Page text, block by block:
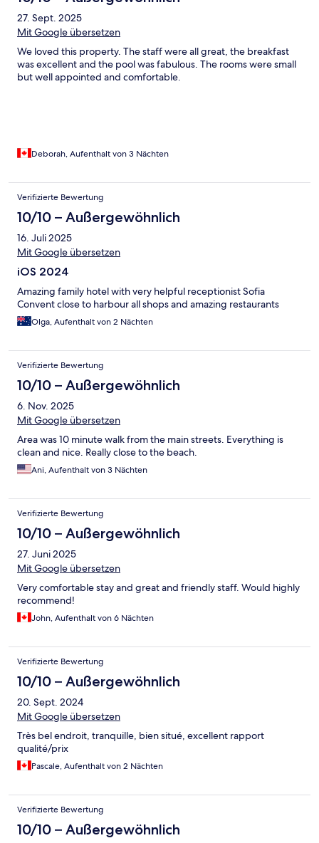
27. Sept. 2025
Mit Google übersetzen
We loved this property. The staff were all great, the breakfast
was excellent and the pool was fabulous. The rooms were small
but well appointed and comfortable.
Deborah, Aufenthalt von 3 Nächten
Verifizierte Bewertung
10/10 – Außergewöhnlich
16. Juli 2025
Mit Google übersetzen
iOS 2024
Amazing family hotel with very helpful receptionist Sofia
Convent close to harbour all shops and amazing restaurants
Olga, Aufenthalt von 2 Nächten
Verifizierte Bewertung
10/10 – Außergewöhnlich
6. Nov. 2025
Mit Google übersetzen
Area was 10 minute walk from the main streets. Everything is
clean and nice. Really close to the beach.
Ani, Aufenthalt von 3 Nächten
Verifizierte Bewertung
10/10 – Außergewöhnlich
27. Juni 2025
Mit Google übersetzen
Very comfortable stay and great and friendly staff. Would highly
recommend!
John, Aufenthalt von 6 Nächten
Verifizierte Bewertung
10/10 – Außergewöhnlich
20. Sept. 2024
Mit Google übersetzen
Très bel endroit, tranquille, bien situé, excellent rapport
qualité/prix
Pascale, Aufenthalt von 2 Nächten
Verifizierte Bewertung
10/10 – Außergewöhnlich